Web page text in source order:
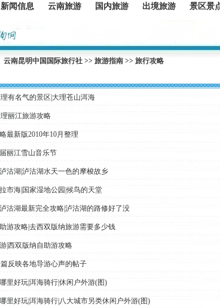
新闻信息 云南旅游 国内旅游 出境旅游 景区景
云南昆明中国国际旅行社>> 旅游指南>> 旅行攻略
有名气的景区|大理苍山洱海
丽江旅游攻略
最新版2010年10月整理
丽江雪山音乐节
沽湖|泸沽湖水天一色的摩梭故乡
市海|国家湿地公园|候鸟的天堂
沽湖最新完全攻略|泸沽湖的路修好了没
游攻略|去西双版纳旅游需要多少钱
|西双版纳自助游攻略
反映各地导游心声的帖子
里好玩|洱海骑行|休闲户外游(图)
里好玩|洱海骑行|八大城市另类休闲户外游(图)